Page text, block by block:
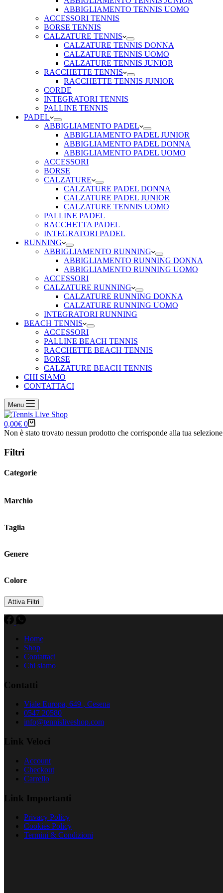
ABBIGLIAMENTO TENNIS UOMO
ACCESSORI TENNIS
BORSE TENNIS
CALZATURE TENNIS
CALZATURE TENNIS DONNA
CALZATURE TENNIS UOMO
CALZATURE TENNIS JUNIOR
RACCHETTE TENNIS
RACCHETTE TENNIS JUNIOR
CORDE
INTEGRATORI TENNIS
PALLINE TENNIS
PADEL
ABBIGLIAMENTO PADEL
ABBIGLIAMENTO PADEL JUNIOR
ABBIGLIAMENTO PADEL DONNA
ABBIGLIAMENTO PADEL UOMO
ACCESSORI
BORSE
CALZATURE
CALZATURE PADEL DONNA
CALZATURE PADEL JUNIOR
CALZATURE TENNIS UOMO
PALLINE PADEL
RACCHETTA PADEL
INTEGRATORI PADEL
RUNNING
ABBIGLIAMENTO RUNNING
ABBIGLIAMENTO RUNNING DONNA
ABBIGLIAMENTO RUNNING UOMO
ACCESSORI
CALZATURE RUNNING
CALZATURE RUNNING DONNA
CALZATURE RUNNING UOMO
INTEGRATORI RUNNING
BEACH TENNIS
ACCESSORI
PALLINE BEACH TENNIS
RACCHETTE BEACH TENNIS
BORSE
CALZATURE BEACH TENNIS
CHI SIAMO
CONTATTACI
Menu
Carrello
0,00€ 0
Non è stato trovato nessun prodotto che corrisponde alla tua
Filtri
Categorie
Marchio
Taglia
Genere
Colore
Attiva Filtri
Home
Shop
Contattaci
Chi siamo
Contatti
Viale Europa, 649 , Cesena
0547 20580
info@tennisliveshop.com
Link Veloci
Account
Checkout
Carrello
Link Importanti
Privacy Policy
Cookies Policy
Termini & Condizioni